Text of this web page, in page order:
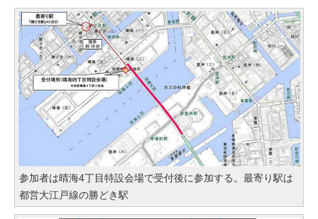
参加者は晴海4丁目特設会場で受付後に参加する。最寄り駅は
都営大江戸線の勝どき駅